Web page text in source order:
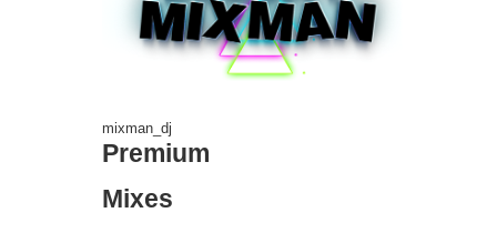
mixman_dj
Premium
Mixes